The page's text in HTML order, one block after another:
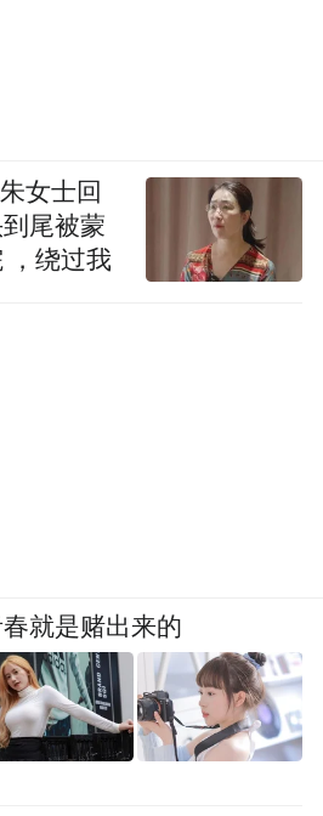
女士回
尾被蒙
，绕过我
就是赌出来的